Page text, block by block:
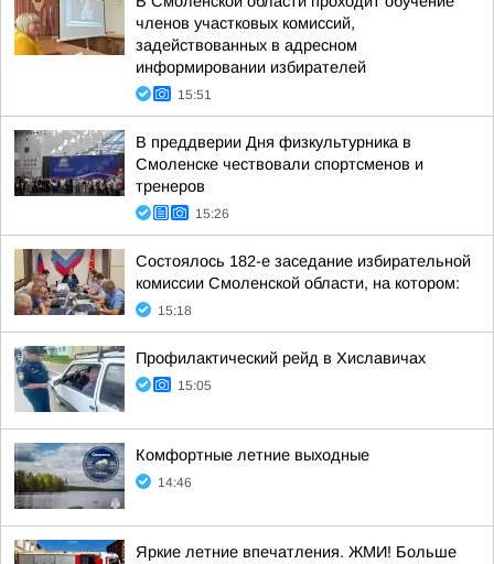
членов участковых комиссий,
задействованных в адресном
информировании избирателей
15:51
В преддверии Дня физкультурника в
Смоленске чествовали спортсменов и
тренеров
15:26
Состоялось 182-е заседание избирательной
комиссии Смоленской области, на котором:
15:18
Профилактический рейд в Хиславичах
15:05
Комфортные летние выходные
14:46
Яркие летние впечатления. ЖМИ! Больше